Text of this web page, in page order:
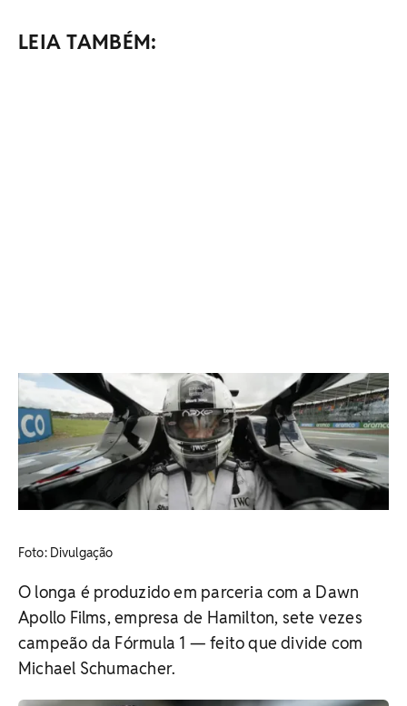
LEIA TAMBÉM:
​Foto: Divulgação
O longa é produzido em parceria com a Dawn
Apollo Films, empresa de Hamilton, sete vezes
campeão da Fórmula 1 — feito que divide com
Michael Schumacher.